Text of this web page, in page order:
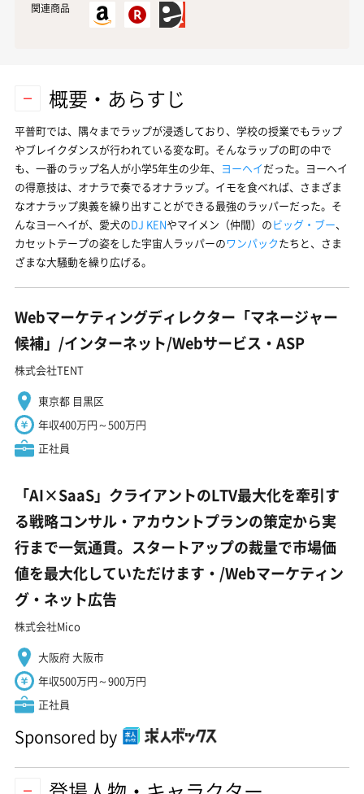
関連商品
概要・あらすじ
平普町では、隅々までラップが浸透しており、学校の授業でもラップ
やブレイクダンスが行われている変な町。そんなラップの町の中で
も、一番のラップ名人が小学5年生の少年、 ヨーヘイだった。ヨーヘイ
の得意技は、オナラで奏でるオナラップ。イモを食べれば、さまざま
なオナラップ奥義を繰り出すことができる最強のラッパーだった。そ
んなヨーヘイが、愛犬のDJ KENやマイメン（仲間）のビッグ・ブー、
カセットテープの姿をした宇宙人ラッパーのワンパックたちと、さま
ざまな大騒動を繰り広げる。
Webマーケティングディレクター「マネージャー
候補」/インターネット/Webサービス・ASP
株式会社TENT
東京都 目黒区
年収400万円～500万円
正社員
「AI×SaaS」クライアントのLTV最大化を牽引す
る戦略コンサル・アカウントプランの策定から実
行まで一気通貫。スタートアップの裁量で市場価
値を最大化していただけます・/Webマーケティン
グ・ネット広告
株式会社Mico
大阪府 大阪市
年収500万円～900万円
正社員
Sponsored by